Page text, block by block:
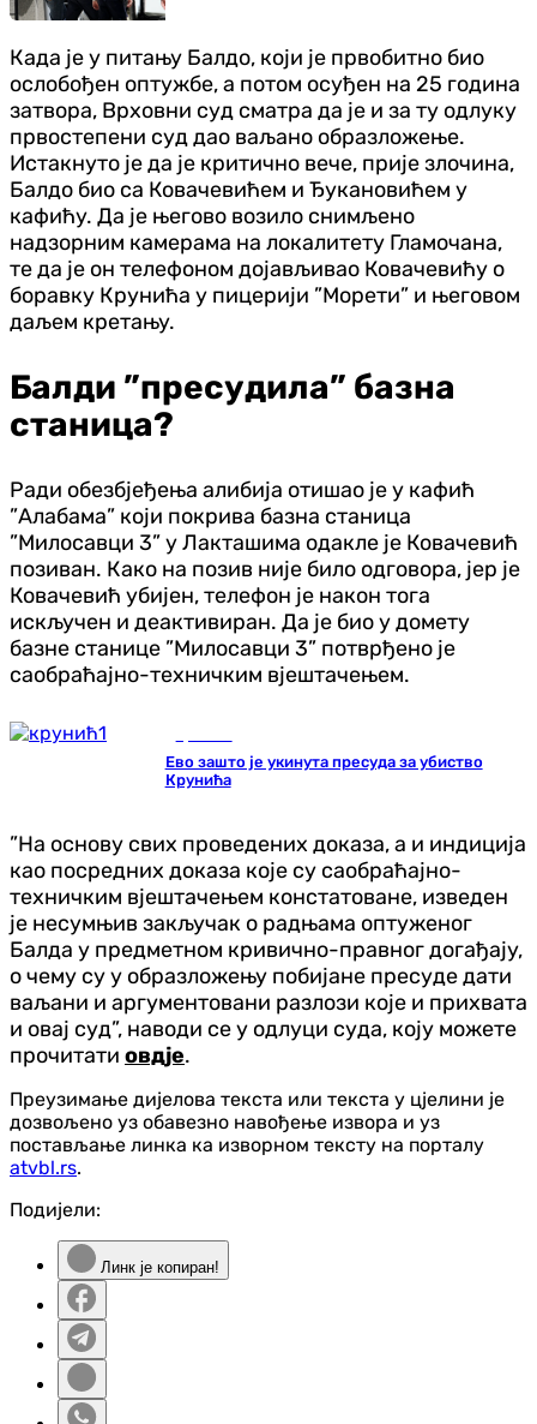
Када је у питању Балдо, који је првобитно био
ослобођен оптужбе, а потом осуђен на 25 година
затвора, Врховни суд сматра да је и за ту одлуку
првостепени суд дао ваљано образложење.
Истакнуто је да је критично вече, прије злочина,
Балдо био са Ковачевићем и Ђукановићем у
кафићу. Да је његово возило снимљено
надзорним камерама на локалитету Гламочана,
те да је он телефоном дојављивао Ковачевићу о
боравку Крунића у пицерији ”Морети” и његовом
даљем кретању.
Балди ”пресудила” базна
станица?
Ради обезбјеђења алибија отишао је у кафић
”Алабама” који покрива базна станица
”Милосавци 3” у Лакташима одакле је Ковачевић
позиван. Како на позив није било одговора, јер је
Ковачевић убијен, телефон је након тога
искључен и деактивиран. Да је био у домету
базне станице ”Милосавци 3” потврђено је
саобраћајно-техничким вјештачењем.
Ево зашто је укинута пресуда за убиство
Крунића
”На основу свих проведених доказа, а и индиција
као посредних доказа које су саобраћајно-
техничким вјештачењем констатоване, изведен
је несумњив закључак о радњама оптуженог
Балда у предметном кривично-правног догађају,
о чему су у образложењу побијане пресуде дати
ваљани и аргументовани разлози које и прихвата
и овај суд”, наводи се у одлуци суда, коју можете
прочитати овдје.
Преузимање дијелова текста или текста у цјелини је
дозвољено уз обавезно навођење извора и уз
постављање линка ка изворном тексту на порталу
atvbl.rs.
Подијели:
Линк је копиран!